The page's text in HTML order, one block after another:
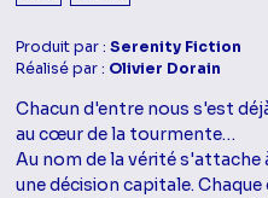
Produit par :Serenity Fiction
Réalisé par : Olivier Dorain
Chacun d'entre nous s'est
au cœur de la tourmente…
Au nom de la vérité s'attache
une décision capitale.